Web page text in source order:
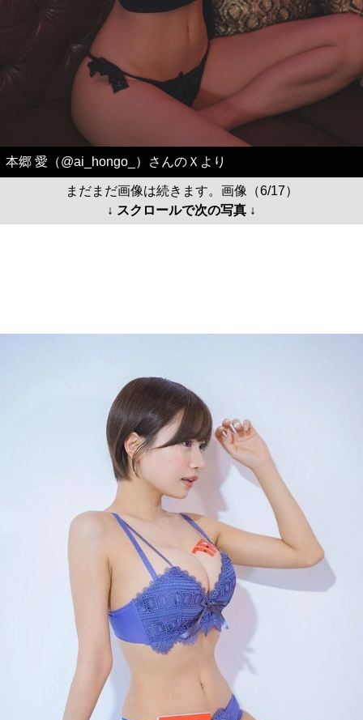
本郷 愛（@ai_hongo_）さんのＸより
まだまだ画像は続きます。画像（6/17）
↓ スクロールで次の写真 ↓